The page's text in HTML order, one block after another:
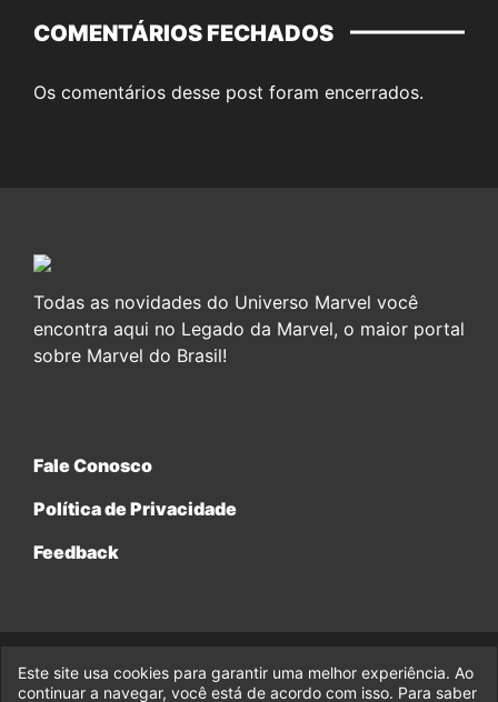
COMENTÁRIOS FECHADOS
Os comentários desse post foram encerrados.
Todas as novidades do Universo Marvel você
encontra aqui no Legado da Marvel, o maior portal
sobre Marvel do Brasil!
Fale Conosco
Política de Privacidade
Feedback
© 2017-2026 Legado da Marvel, uma empresa da Legado
Enterprises.
Este site usa cookies para garantir uma melhor experiência. Ao
continuar a navegar, você está de acordo com isso. Para saber